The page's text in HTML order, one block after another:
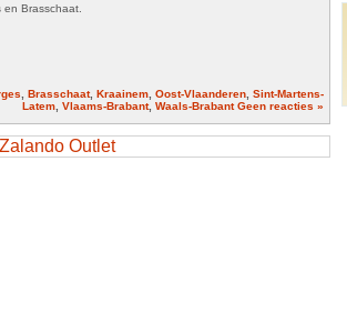
Brasschaat.
Brasschaat, Kraainem Oost-Vlaanderen Sint-Martens-
Latem Vlaams-Brabant, Waals-Brabant Geen reacties »